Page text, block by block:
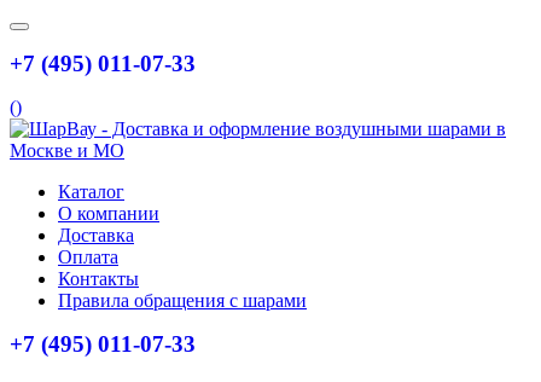
+7 (495) 011-07-33
()
Каталог
О компании
Доставка
Оплата
Контакты
Правила обращения с шарами
+7 (495) 011-07-33